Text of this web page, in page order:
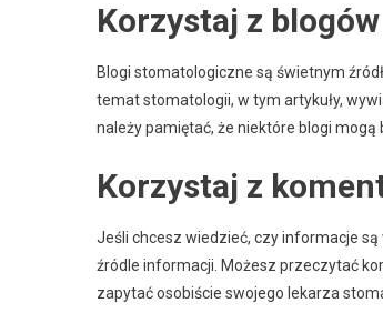
Korzystaj z blogów
Blogi stomatologiczne są świetnym
temat stomatologii, w tym artykuły,
należy pamiętać, że niektóre blogi
Korzystaj z
Jeśli chcesz wiedzieć, czy informacje
źródle informacji. Możesz przeczytać
zapytać osobiście swojego lekarza